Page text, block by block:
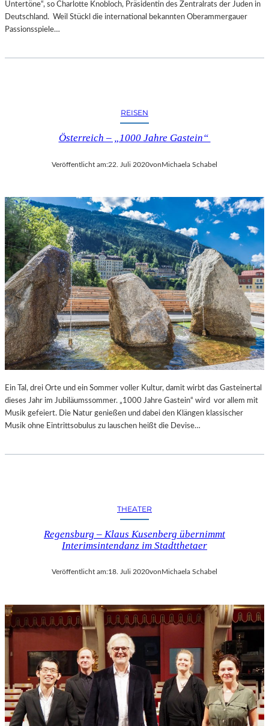
Untertöne“, so Charlotte Knobloch, Präsidentin des Zentralrats der Juden in
Deutschland. Weil Stückl die international bekannten Oberammergauer
Passionsspiele…
REISEN
Österreich – „1000 Jahre Gastein“
Veröffentlicht am:22. Juli 2020vonMichaela Schabel
Ein Tal, drei Orte und ein Sommer voller Kultur, damit wirbt das Gasteinertal
dieses Jahr im Jubiläumssommer. „1000 Jahre Gastein“ wird vor allem mit
Musik gefeiert. Die Natur genießen und dabei den Klängen klassischer
Musik ohne Eintrittsobulus zu lauschen heißt die Devise…
THEATER
Regensburg – Klaus Kusenberg übernimmt
Interimsintendanz im Stadtthetaer
Veröffentlicht am:18. Juli 2020von Michaela Schabel